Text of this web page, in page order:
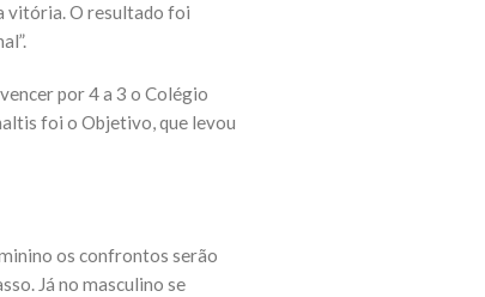
vitória. O resultado foi
por 4 a 3 o Colégio
foi o Objetivo, que levou
os confrontos serão
Já no masculino se